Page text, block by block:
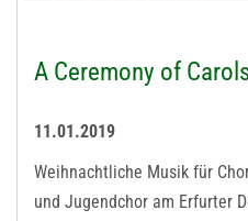
A Ceremony of
11.01.2019
Weihnachtliche Musik für
und Jugendchor am Erfurter